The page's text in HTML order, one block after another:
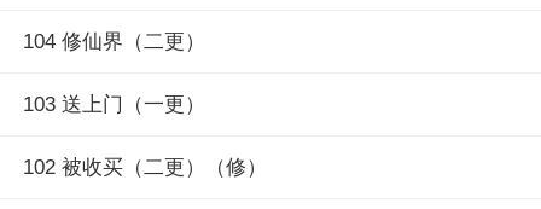
质omega，家族在他分化时，就规划好了一生。
然而，世事变化无常，与闻锦一起长大的皇太子出去一
omega，对方成为了预备太子妃。
104 修仙界（二更）
103 送上门（一更）
102 被收买（二更）（修）